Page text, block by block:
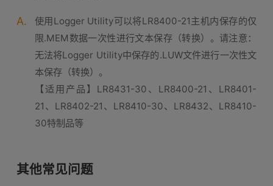
A.
使用Logger Utility可以将LR8400-21主机内保存的仅
限.MEM数据一次性进行文本保存（转换）。请注意：
无法将Logger Utility中保存的.LUW文件进行一次性文
本保存（转换）。
【适用产品】LR8431-30、LR8400-21、LR8401-
21、LR8402-21、LR8410-30、LR8432、LR8410-
30特制品等
其他常见问题